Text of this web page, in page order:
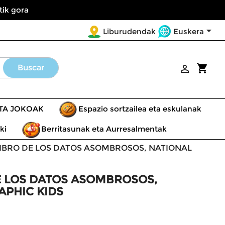
gora
Liburudendak Euskera
Buscar shopping_cart

JOKOAK Espazio sortzailea eta eskulanak
Berritasunak eta Aurresalmentak
DE LOS DATOS ASOMBROSOS, NATIONAL
DATOS ASOMBROSOS,
KIDS